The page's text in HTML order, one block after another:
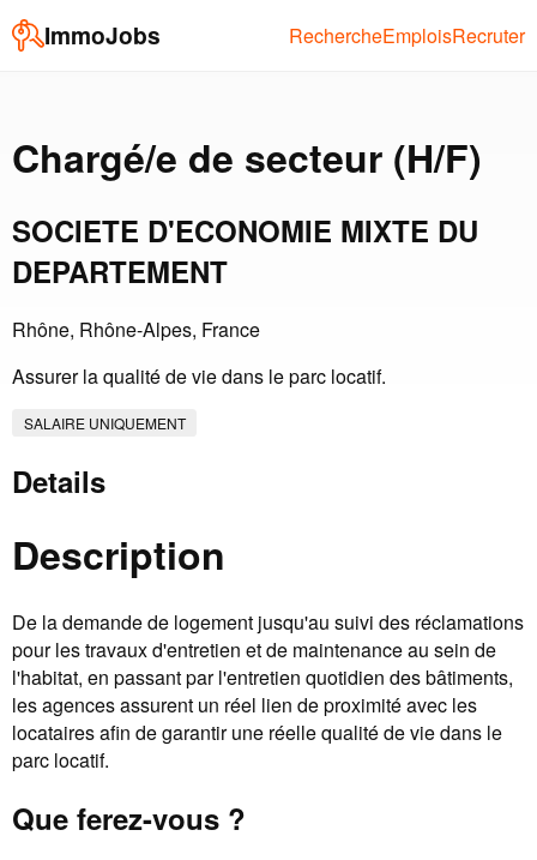
ImmoJobs RechercheEmploisRecruter
Chargé/e de secteur (H/F)
SOCIETE D'ECONOMIE MIXTE DU
DEPARTEMENT
Rhône, Rhône-Alpes, France
Assurer la qualité de vie dans le parc locatif.
SALAIRE UNIQUEMENT
Details
Description
De la demande de logement jusqu'au suivi des réclamations
pour les travaux d'entretien et de maintenance au sein de
l'habitat, en passant par l'entretien quotidien des bâtiments,
les agences assurent un réel lien de proximité avec les
locataires afin de garantir une réelle qualité de vie dans le
parc locatif.
Que ferez-vous ?